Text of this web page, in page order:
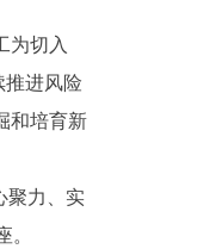
为切入
推进风险
和培育新
聚力、实